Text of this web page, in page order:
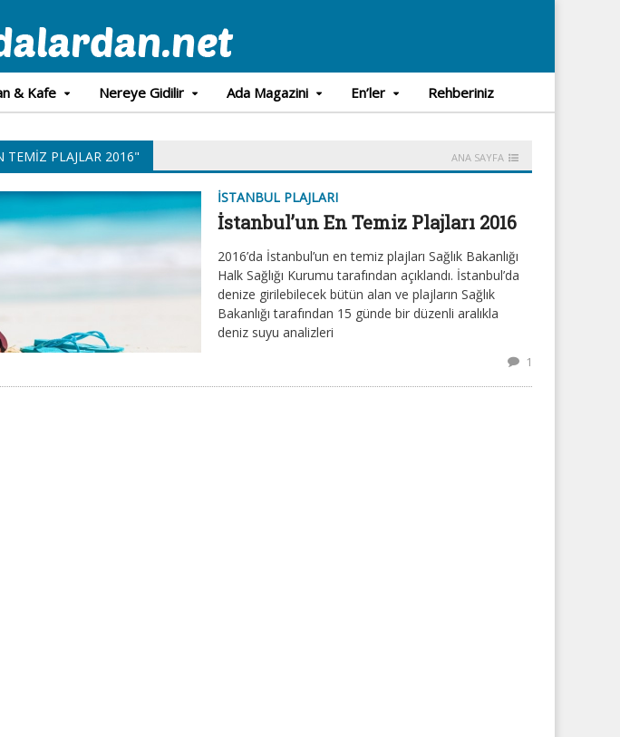
& Kafe Nereye Gidilir Ada Magazini En’ler Rehberiniz
TEMIZ PLAJLAR 2016" ANA SAYFA
İSTANBUL PLAJLARI
İstanbul’un En Temiz Plajları 2016
2016’da İstanbul’un en temiz plajları Sağlık Bakanlığı
Halk Sağlığı Kurumu tarafından açıklandı. İstanbul’da
denize girilebilecek bütün alan ve plajların Sağlık
Bakanlığı tarafından 15 günde bir düzenli aralıkla
deniz suyu analizleri
1